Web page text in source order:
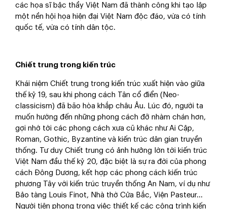
các họa sĩ bậc thầy Việt Nam đã thành công khi tạo lập
một nền hội họa hiện đại Việt Nam độc đáo, vừa có tính
quốc tế, vừa có tính dân tộc.
Chiết trung trong kiến trúc
Khái niệm Chiết trung trong kiến trúc xuất hiện vào giữa
thế kỷ 19, sau khi phong cách Tân cổ điển (Neo-
classicism) đã bão hòa khắp châu Âu. Lúc đó, người ta
muốn hướng đến những phong cách đỡ nhàm chán hơn,
gợi nhớ tới các phong cách xưa cũ khác như Ai Cập,
Roman, Gothic, Byzantine và kiến trúc dân gian truyền
thống. Tư duy Chiết trung có ảnh hưởng lớn tới kiến trúc
Việt Nam đầu thế kỷ 20, đặc biệt là sự ra đời của phong
cách Đông Dương, kết hợp các phong cách kiến trúc
phương Tây với kiến trúc truyền thống An Nam, ví dụ như
Bảo tàng Louis Finot, Nhà thờ Cửa Bắc, Viện Pasteur…
Người tiên phong trong việc thiết kế các công trình kiến